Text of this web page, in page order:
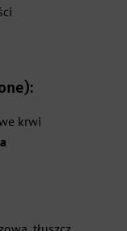
krwi